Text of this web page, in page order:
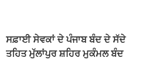
ਸਫ਼ਾਈ ਸੇਵਕਾਂ ਦੇ ਪੰਜਾਬ ਬੰਦ ਦੇ ਸੱਦੇ
ਤਹਿਤ ਮੁੱਲਾਂਪੁਰ ਸ਼ਹਿਰ ਮੁਕੰਮਲ ਬੰਦ